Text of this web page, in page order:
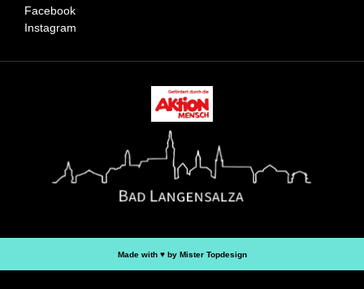
Facebook
Instagram
Made with ♥︎ by Mister Topdesign